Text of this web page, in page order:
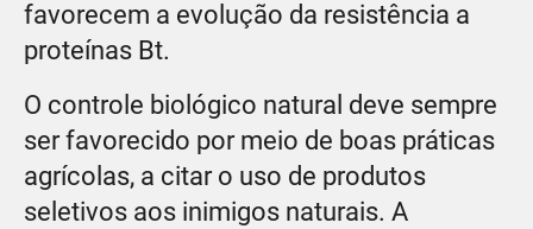
favorecem a evolução da resistência a
proteínas Bt.
O controle biológico natural deve sempre
ser favorecido por meio de boas práticas
agrícolas, a citar o uso de produtos
seletivos aos inimigos naturais. A